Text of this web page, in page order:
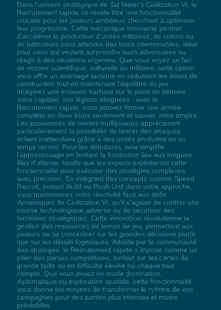
Dans l'univers stratégique de Sid Meier's Civilization VI, le
Recrutement rapide se révèle être une fonctionnalité
cruciale pour les joueurs ambitieux cherchant à optimiser
leur progression. Cette mécanique innovante permet
d'accélérer la production d'unités militaires, de colons ou
de bâtisseurs sans attendre des tours interminables, idéal
pour ceux qui veulent surprendre leurs adversaires ou
réagir à des situations urgentes. Que vous soyez un fan
de victoire scientifique, culturelle ou militaire, cette option
vous offre un avantage tactique en réduisant les délais de
construction tout en maintenant l'équilibre du jeu.
Imaginez une invasion barbare sur le point de détruire
votre capitale, vos légions éloignées : avec le
Recrutement rapide, vous pouvez former une armée
complète en deux tours seulement et sauver votre empire.
Les passionnés de modes multijoueurs apprécieront
particulièrement la possibilité de lancer des attaques
éclairs inattendues grâce à des unités produites en un
temps record. Pour les débutants, cela simplifie
l'apprentissage en limitant la frustration liée aux longues
files d'attente, tandis que les experts exploiteront cette
fonctionnalité pour exécuter des stratégies complexes
avec précision. En intégrant des concepts comme Speed
Recruit, Instant Build ou Rush Unit dans votre approche,
vous maximiserez votre réactivité face aux défis
dynamiques de Civilization VI, qu'il s'agisse de contrer une
course technologique adverse ou de sécuriser des
territoires stratégiques. Cette innovation révolutionne la
gestion des ressources en temps de jeu, permettant aux
joueurs de se concentrer sur les grandes décisions plutôt
que sur les détails logistiques. Adopté par la communauté
des stratèges, le Recrutement rapide s'impose comme un
pilier des parties compétitives, surtout sur les cartes de
grande taille ou en difficulté élevée où chaque tour
compte. Que vous jouiez en mode domination,
diplomatique ou exploration spatiale, cette fonctionnalité
vous donne les moyens de transformer le rythme de vos
campagnes pour des parties plus intenses et moins
prévisibles.